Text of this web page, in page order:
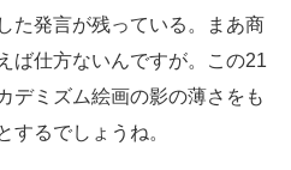
た発言が残っている。まあ商
ば仕方ないんですが。この21
デミズム絵画の影の薄さをも
するでしょうね。